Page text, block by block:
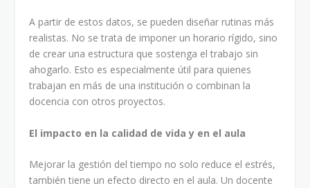
A partir de estos datos, se pueden diseñar rutinas más
realistas. No se trata de imponer un horario rígido, sino
de crear una estructura que sostenga el trabajo sin
ahogarlo. Esto es especialmente útil para quienes
trabajan en más de una institución o combinan la
docencia con otros proyectos.
El impacto en la calidad de vida y en el aula
Mejorar la gestión del tiempo no solo reduce el estrés,
también tiene un efecto directo en el aula. Un docente